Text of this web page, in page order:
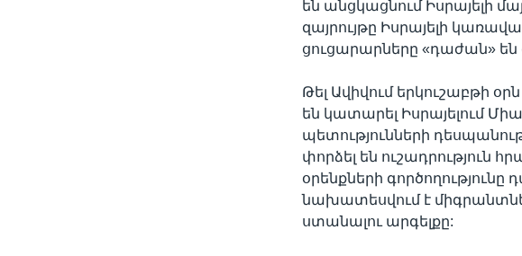
են անցկացնում Իսրայելի
զայրույթը Իսրայելի
ցուցարարները «դաժան»
Թել Ավիվում երկուշաբթի
են կատարել Իսրայելում
պետությունների
փորձել են ուշադրություն
օրենքների գործողությունը
նախատեսվում է
ստանալու արգելքը: